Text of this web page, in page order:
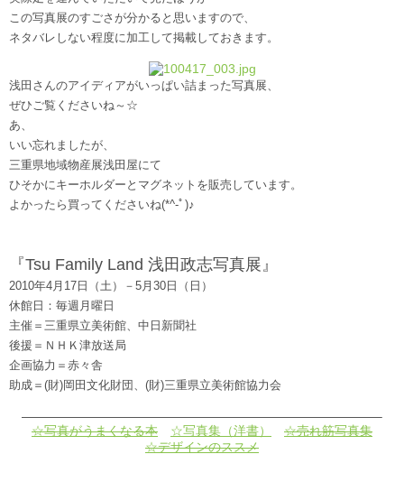
この写真展のすごさが分かると思いますので、
ネタバレしない程度に加工して掲載しておきます。
浅田さんのアイディアがいっぱい詰まった写真展、
ぜひご覧くださいね～☆
あ、
いい忘れましたが、
三重県地域物産展浅田屋にて
ひそかにキーホルダーとマグネットを販売しています。
よかったら買ってくださいね(*^-ﾟ)♪
『Tsu Family Land 浅田政志写真展』
2010年4月17日（土）－5月30日（日）
休館日：毎週月曜日
主催＝三重県立美術館、中日新聞社
後援＝ＮＨＫ津放送局
企画協力＝赤々舎
助成＝(財)岡田文化財団、(財)三重県立美術館協力会
————————————————————————————–
☆写真がうまくなる本
☆写真集（洋書）
☆売れ筋写真集
☆デザインのススメ